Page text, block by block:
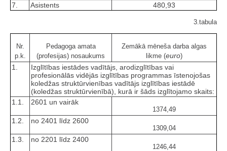
7.
Asistents 480,93
3.tabula
Nr.
p.k.
Pedagoga amata
(profesijas) nosaukums
Zemākā mēneša darba algas
likme (euro)
1.
Izglītības iestādes vadītājs, arodizglītības vai
profesionālās vidējās izglītības programmas īstenojošas
koledžas struktūrvienības vadītājs izglītības iestādē
(koledžas struktūrvienībā), kurā ir šāds izglītojamo skaits:
1.1.
2601 un vairāk
1374,49
1.2. no 2401 līdz 2600
1309,04
1.3. no 2201 līdz 2400
1246,44